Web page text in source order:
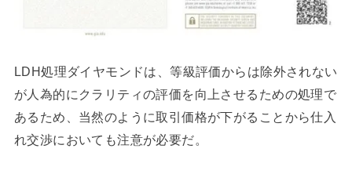
LDH処理ダイヤモンドは、等級評価からは除外されない
が人為的にクラリティの評価を向上させるための処理で
あるため、当然のように取引価格が下がることから仕入
れ交渉においても注意が必要だ。